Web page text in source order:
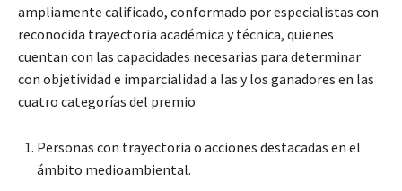
ampliamente calificado, conformado por especialistas con
reconocida trayectoria académica y técnica, quienes
cuentan con las capacidades necesarias para determinar
con objetividad e imparcialidad a las y los ganadores en las
cuatro categorías del premio:
Personas con trayectoria o acciones destacadas en el
ámbito medioambiental.